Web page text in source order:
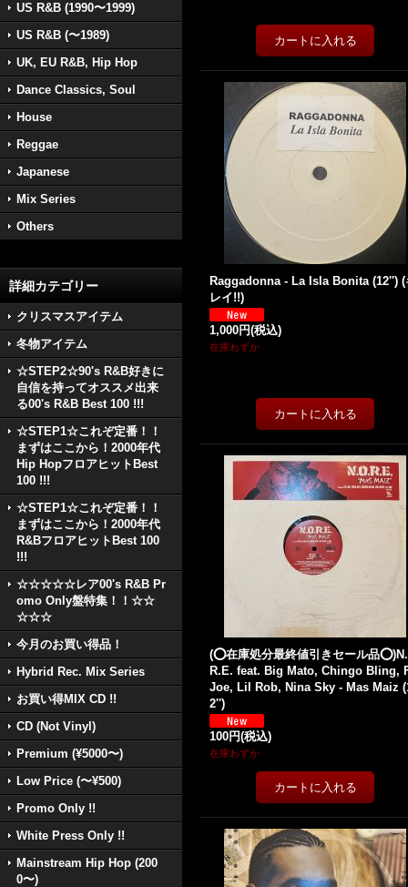
US R&B (1990〜1999)
US R&B (〜1989)
UK, EU R&B, Hip Hop
Dance Classics, Soul
House
Reggae
Japanese
Mix Series
Others
詳細カテゴリー
クリスマスアイテム
冬物アイテム
☆STEP2☆90's R&B好きに
自信を持ってオススメ出来
る00's R&B Best 100 !!!
☆STEP1☆これぞ定番！！
まずはここから！2000年代
Hip HopフロアヒットBest
100 !!!
☆STEP1☆これぞ定番！！
まずはここから！2000年代
R&BフロアヒットBest 100
!!!
☆☆☆☆☆レア00's R&B Pr
omo Only盤特集！！☆☆
☆☆☆
今月のお買い得品！
Hybrid Rec. Mix Series
お買い得MIX CD !!
CD (Not Vinyl)
Premium (¥5000〜)
Low Price (〜¥500)
Promo Only !!
White Press Only !!
Mainstream Hip Hop (200
0〜)
Raggadonna - La Isla Bonita (12'') (
レイ!!)
1,000円(税込)
在庫わずか
(⭕️在庫処分最終値引きセール品
R.E. feat. Big Mato, Chingo Bling,
Joe, Lil Rob, Nina Sky - Mas Maiz
2'')
100円(税込)
在庫わずか